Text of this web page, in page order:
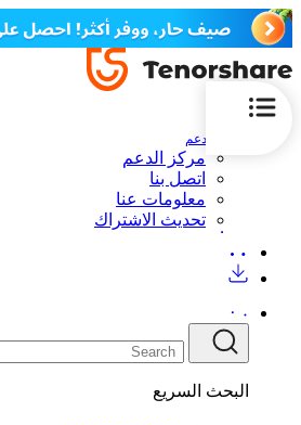
الدعم
مركز الدعم
اتصل بنا
معلومات عنا
تحديث الاشتراك
البحث السريع